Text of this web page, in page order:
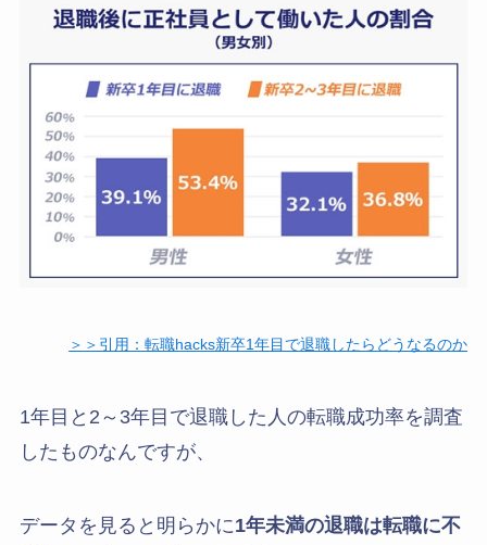
＞＞引用：転職hacks新卒1年目で退職したらどうなるのか
1年目と2～3年目で退職した人の転職成功率を調査
したものなんですが、
データを見ると明らかに1年未満の退職は転職に不